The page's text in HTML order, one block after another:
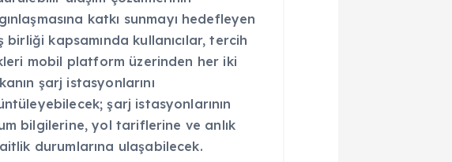
katkı sunmayı hedefleyen
birliği kapsamında kullanıcılar, tercih
mobil platform üzerinden her iki
şarj istasyonlarını
şarj istasyonlarının
bilgilerine, yol tariflerine ve anlık
durumlarına ulaşabilecek.